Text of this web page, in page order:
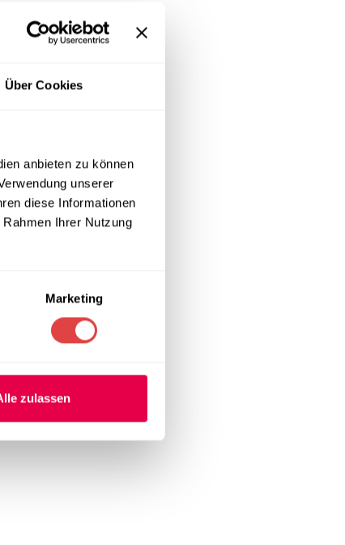
Über Cookies
anbieten zu können
unserer
diese Informationen
Ihrer Nutzung
Marketing
zulassen